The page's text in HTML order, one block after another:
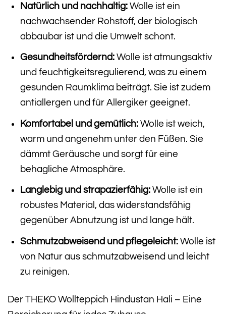
Natürlich und nachhaltig:Wolle ist ein
nachwachsender Rohstoff, der biologisch
abbaubar ist und die Umwelt schont.
Gesundheitsfördernd:Wolle ist atmungsaktiv
und feuchtigkeitsregulierend, was zu einem
gesunden Raumklima beiträgt. Sie ist zudem
antiallergen und für Allergiker geeignet.
Komfortabel und gemütlich:Wolle ist weich,
warm und angenehm unter den Füßen. Sie
dämmt Geräusche und sorgt für eine
behagliche Atmosphäre.
Langlebig und strapazierfähig:Wolle ist ein
robustes Material, das widerstandsfähig
gegenüber Abnutzung ist und lange hält.
Schmutzabweisend und pflegeleicht:Wolle ist
von Natur aus schmutzabweisend und leicht
zu reinigen.
Der THEKO Wollteppich Hindustan Hali – Eine